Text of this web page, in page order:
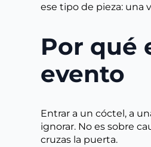
ese tipo de pieza: una
Por qué
evento
Entrar a un cóctel, a
ignorar. No es sobre
cruzas la puerta.